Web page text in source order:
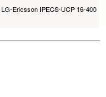
LG-Ericsson IPECS-UCP 16-400